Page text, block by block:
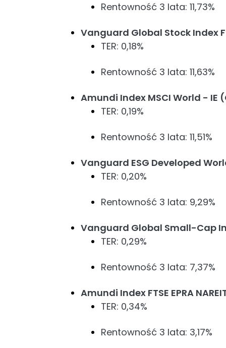
Rentowność 3 lata: 11,73%
Vanguard Global Stock Index
TER: 0,18%
Rentowność 3 lata: 11,63%
Amundi Index MSCI World - IE
TER: 0,19%
Rentowność 3 lata: 11,51%
Vanguard ESG Developed
TER: 0,20%
Rentowność 3 lata: 9,29%
Vanguard Global Small-Cap
TER: 0,29%
Rentowność 3 lata: 7,37%
Amundi Index FTSE EPRA
TER: 0,34%
Rentowność 3 lata: 3,17%